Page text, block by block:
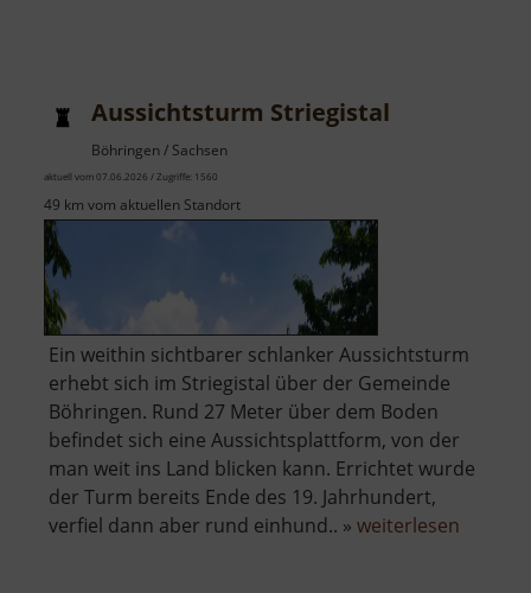
Aussichtsturm Striegistal
Böhringen / Sachsen
aktuell vom 07.06.2026 / Zugriffe: 1560
49 km vom aktuellen Standort
Ein weithin sichtbarer schlanker Aussichtsturm
erhebt sich im Striegistal über der Gemeinde
Böhringen. Rund 27 Meter über dem Boden
befindet sich eine Aussichtsplattform, von der
man weit ins Land blicken kann. Errichtet wurde
der Turm bereits Ende des 19. Jahrhundert,
verfiel dann aber rund einhund.. » weiterlesen